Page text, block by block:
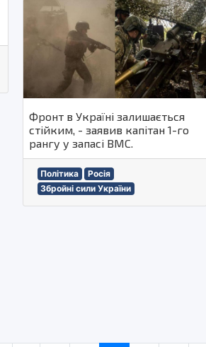
Фронт в Україні залишається
стійким, - заявив капітан 1-го
рангу у запасі ВМС.
Політика
Росія
Збройні сили України